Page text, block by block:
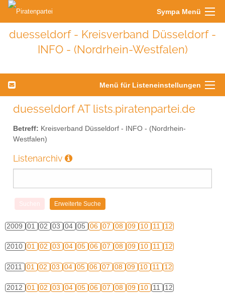
Sympa Menü
duesseldorf - Kreisverband Düsseldorf -
INFO - (Nordrhein-Westfalen)
Menü für Listeneinstellungen
duesseldorf AT lists.piratenpartei.de
Betreff: Kreisverband Düsseldorf - INFO - (Nordrhein-
Westfalen)
Listenarchiv
2009 01 02 03 04 05 06 07 08 09 10 11 12
2010 01 02 03 04 05 06 07 08 09 10 11 12
2011 01 02 03 04 05 06 07 08 09 10 11 12
2012 01 02 03 04 05 06 07 08 09 10 11 12